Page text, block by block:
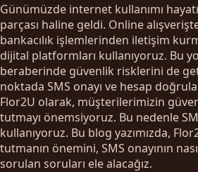
Günümüzde internet kullanımı
parçası haline geldi. Online
bankacılık işlemlerinden iletişim
dijital platformları kullanıyoruz. Bu
beraberinde güvenlik risklerini de
noktada SMS onayı ve hesap
Flor2U olarak, müşterilerimizin
tutmayı önemsiyoruz. Bu nedenle
kullanıyoruz. Bu blog yazımızda,
tutmanın önemini, SMS onayının nasıl
sorulan soruları ele alacağız.